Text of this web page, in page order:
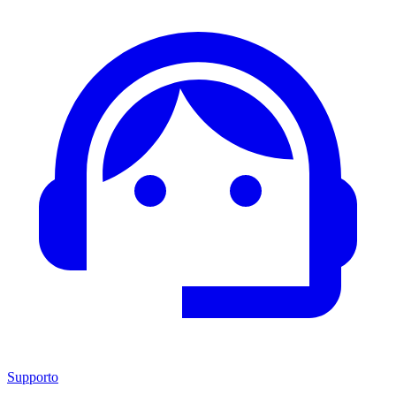
Supporto